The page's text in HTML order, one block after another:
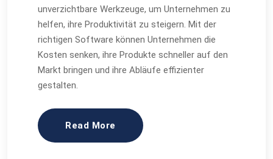
unverzichtbare Werkzeuge, um Unternehmen zu
helfen, ihre Produktivität zu steigern. Mit der
richtigen Software können Unternehmen die
Kosten senken, ihre Produkte schneller auf den
Markt bringen und ihre Abläufe effizienter
gestalten.
Read More